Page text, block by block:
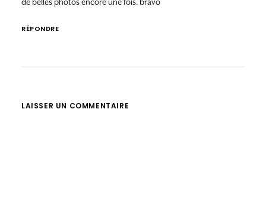
de belles photos encore une fois. bravo
RÉPONDRE
LAISSER UN COMMENTAIRE